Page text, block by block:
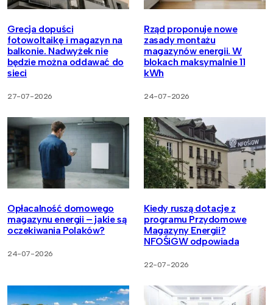
Grecja dopuści
fotowoltaikę i magazyn na
balkonie. Nadwyżek nie
będzie można oddawać do
sieci
27-07-2026
Rząd proponuje nowe
zasady montażu
magazynów energii. W
blokach maksymalnie 11
kWh
24-07-2026
Opłacalność domowego
magazynu energii – jakie są
oczekiwania Polaków?
24-07-2026
Kiedy ruszą dotacje z
programu Przydomowe
Magazyny Energii?
NFOŚiGW odpowiada
22-07-2026